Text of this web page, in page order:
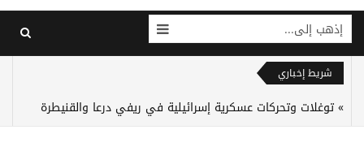
إذهب إلى...
شريط إخباري
توغلات وتحركات عسكرية إسرائيلية في ريفي درعا والقنيطرة